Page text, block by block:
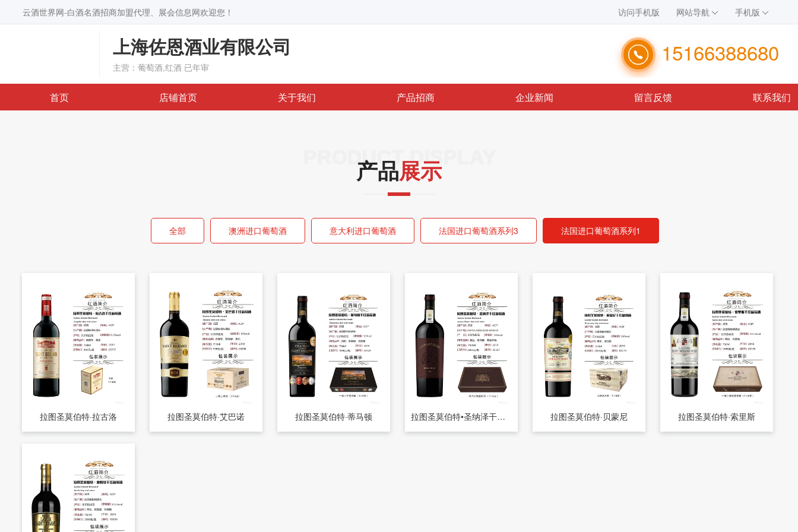
云酒世界网-白酒名酒招商加盟代理、展会信息网欢迎您！ 访问手机版 网站导航 手机版
上海佐恩酒业有限公司
主营：葡萄酒,红酒 已年审
15166388680
首页 店铺首页 关于我们 产品招商 企业新闻 留言反馈 联系我们
PRODUCT DISPLAY
产品展示
全部 澳洲进口葡萄酒 意大利进口葡萄酒 法国进口葡萄酒系列3 法国进口葡萄酒系列1
拉图圣莫伯特·拉古洛 拉图圣莫伯特·艾巴诺 拉图圣莫伯特·蒂马顿 拉图圣莫伯特•圣纳泽干红葡萄酒 拉图圣莫伯特·贝蒙尼 拉图圣莫伯特·索里斯